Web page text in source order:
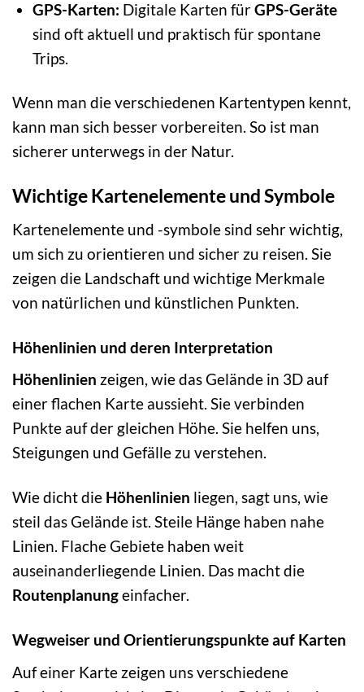
GPS-Karten: Digitale Karten fürGPS-Geräte
sind oft aktuell und praktisch für spontane
Trips.
Wenn man die verschiedenen Kartentypen kennt,
kann man sich besser vorbereiten. So ist man
sicherer unterwegs in der Natur.
Wichtige Kartenelemente und Symbole
Kartenelemente und -symbole sind sehr wichtig,
um sich zu orientieren und sicher zu reisen. Sie
zeigen die Landschaft und wichtige Merkmale
von natürlichen und künstlichen Punkten.
Höhenlinien und deren Interpretation
Höhenlinien zeigen, wie das Gelände in 3D auf
einer flachen Karte aussieht. Sie verbinden
Punkte auf der gleichen Höhe. Sie helfen uns,
Steigungen und Gefälle zu verstehen.
Wie dicht die Höhenlinien liegen, sagt uns, wie
steil das Gelände ist. Steile Hänge haben nahe
Linien. Flache Gebiete haben weit
auseinanderliegende Linien. Das macht die
Routenplanungeinfacher.
Wegweiser und Orientierungspunkte auf Karten
Auf einer Karte zeigen uns verschiedene